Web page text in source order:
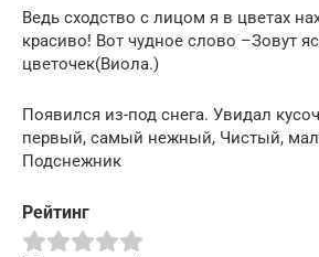
Ведь сходство с лицом я в цветах
красиво! Вот чудное слово –Зовут
цветочек(Виола.)
Появился из-под снега. Увидал
первый, самый нежный, Чистый,
Подснежник
Рейтинг